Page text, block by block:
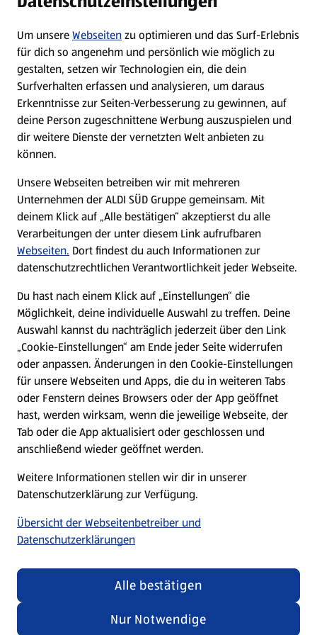
WhatsApp
Über ALDI SÜD
Filialen
Nachhaltigkeit
Karriere
Presse
Hilfe & Kontakt
(öffnet in einem neuen Tab)
Unternehmen
Folge uns hier:
Datenschutz- und Richtlinienmenü
Cookie-Einstellungen
Impressum
Nutzungsbedingungen
Security Policy
Um unsereWebseitenzu optimieren und das Surf-Erlebnis
für dich so angenehm und persönlich wie möglich zu
gestalten, setzen wir Technologien ein, die dein
Surfverhalten erfassen und analysieren, um daraus
Erkenntnisse zur Seiten-Verbesserung zu gewinnen, auf
deine Person zugeschnittene Werbung auszuspielen und
dir weitere Dienste der vernetzten Welt anbieten zu
können.
Unsere Webseiten betreiben wir mit mehreren
Unternehmen der ALDI SÜD Gruppe gemeinsam. Mit
deinem Klick auf „Alle bestätigen“ akzeptierst du alle
Verarbeitungen der unter diesem Link aufrufbaren
Webseiten. Dort findest du auch Informationen zur
datenschutzrechtlichen Verantwortlichkeit jeder Webseite.
Du hast nach einem Klick auf „Einstellungen“ die
Möglichkeit, deine individuelle Auswahl zu treffen. Deine
Auswahl kannst du nachträglich jederzeit über den Link
„Cookie-Einstellungen“ am Ende jeder Seite widerrufen
oder anpassen. Änderungen in den Cookie-Einstellungen
für unsere Webseiten und Apps, die du in weiteren Tabs
oder Fenstern deines Browsers oder der App geöffnet
hast, werden wirksam, wenn die jeweilige Webseite, der
Tab oder die App aktualisiert oder geschlossen und
anschließend wieder geöffnet werden.
Weitere Informationen stellen wir dir in unserer
Datenschutzerklärung zur Verfügung.
Übersicht der Webseitenbetreiber und
Datenschutzerklärungen
Nur Notwendige
Alle bestätigen